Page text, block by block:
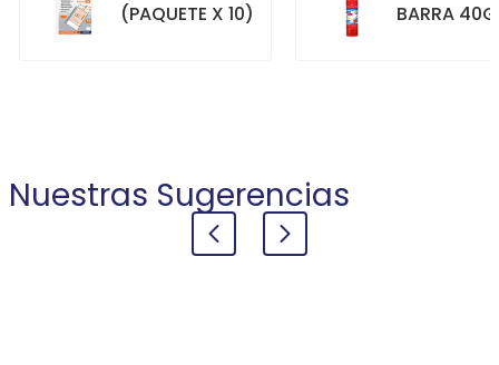
(PAQUETE X 10)
BARRA
Nuestras Sugerencias